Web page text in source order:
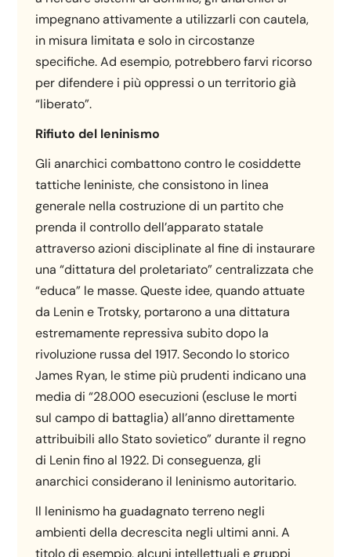
impegnano attivamente a utilizzarli con cautela,
in misura limitata e solo in circostanze
specifiche. Ad esempio, potrebbero farvi ricorso
per difendere i più oppressi o un territorio già
“liberato”.
Rifiuto del leninismo
Gli anarchici combattono contro le cosiddette
tattiche leniniste, che consistono in linea
generale nella costruzione di un partito che
prenda il controllo dell’apparato statale
attraverso azioni disciplinate al fine di instaurare
una “dittatura del proletariato” centralizzata che
“educa” le masse. Queste idee, quando attuate
da Lenin e Trotsky, portarono a una dittatura
estremamente repressiva subito dopo la
rivoluzione russa del 1917. Secondo lo storico
James Ryan, le stime più prudenti indicano una
media di “28.000 esecuzioni (escluse le morti
sul campo di battaglia) all’anno direttamente
attribuibili allo Stato sovietico” durante il regno
di Lenin fino al 1922. Di conseguenza, gli
anarchici considerano il leninismo autoritario.
Il leninismo ha guadagnato terreno negli
ambienti della decrescita negli ultimi anni. A
titolo di esempio, alcuni intellettuali e gruppi